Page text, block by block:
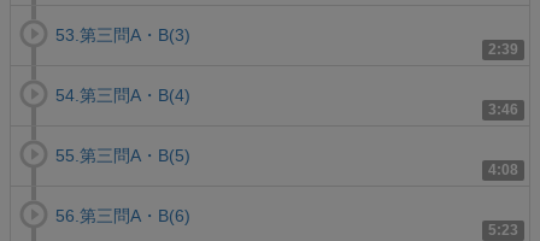
2:39
53.第三問A・B(3)
3:46
54.第三問A・B(4)
4:08
55.第三問A・B(5)
5:23
56.第三問A・B(6)